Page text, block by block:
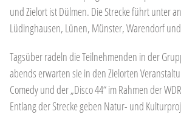
und Zielort ist Dülmen. Die Strecke führt unter
Lüdinghausen, Lünen, Münster, Warendorf
Tagsüber radeln die Teilnehmenden in der
abends erwarten sie in den Zielorten
Comedy und der „Disco 44“ im Rahmen der
Entlang der Strecke geben Natur- und